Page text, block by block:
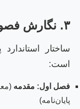
۳. نگارش فصول اصلی
ساختار
است:
فصل اول: مقدمه
پایان‌نامه)